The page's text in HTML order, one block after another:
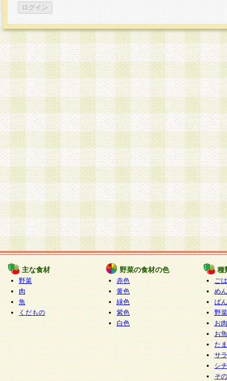
主な食材
野菜
肉
魚
くだもの
野菜の食材の色
赤色
黄色
緑色
紫色
白色
種
ご
めん
ぱん
野
お
お
た
サ
シ
そ